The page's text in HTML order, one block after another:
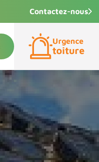
Contactez-nous
Urgence
toiture